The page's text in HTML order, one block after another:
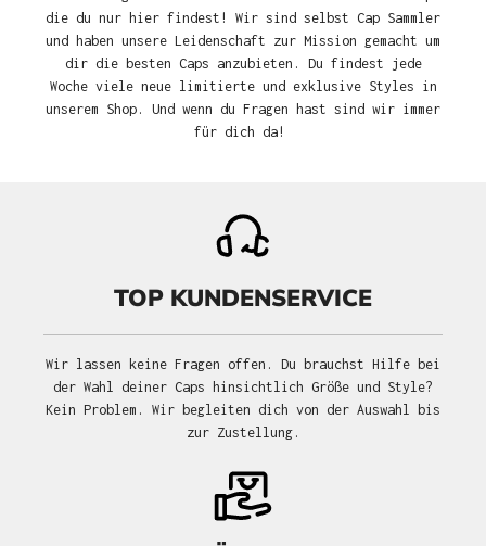
die du nur hier findest! Wir sind selbst Cap Sammler
und haben unsere Leidenschaft zur Mission gemacht um
dir die besten Caps anzubieten. Du findest jede
Woche viele neue limitierte und exklusive Styles in
unserem Shop. Und wenn du Fragen hast sind wir immer
für dich da!
TOP KUNDENSERVICE
Wir lassen keine Fragen offen. Du brauchst Hilfe bei
der Wahl deiner Caps hinsichtlich Größe und Style?
Kein Problem. Wir begleiten dich von der Auswahl bis
zur Zustellung.